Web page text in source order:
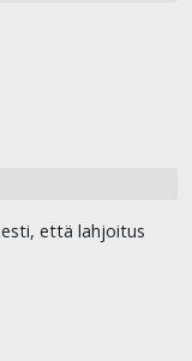
että lahjoitus